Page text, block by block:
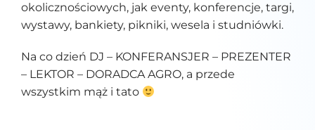
okolicznościowych, jak eventy, konferencje, targi,
wystawy, bankiety, pikniki, wesela i studniówki.
Na co dzień DJ – KONFERANSJER – PREZENTER
– LEKTOR – DORADCA AGRO, a przede
wszystkim mąż i tato